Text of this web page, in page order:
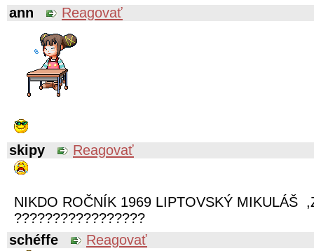
ann Reagovať
skipy Reagovať
NIKDO ROČNÍK 1969 LIPTOVSKÝ MIKULÁŠ
?????????????????
schéffe
Reagovať